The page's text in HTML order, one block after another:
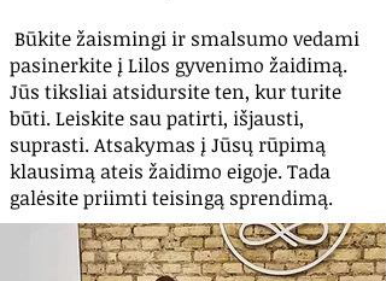
Būkite žaismingi ir smalsumo vedami
pasinerkite į Lilos gyvenimo žaidimą.
Jūs tiksliai atsidursite ten, kur turite
būti. Leiskite sau patirti, išjausti,
suprasti. Atsakymas į Jūsų rūpimą
klausimą ateis žaidimo eigoje. Tada
galėsite priimti teisingą sprendimą.